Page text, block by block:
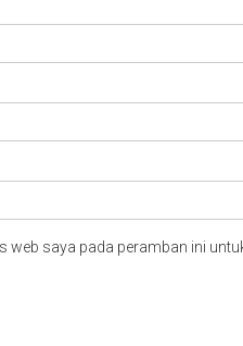
web saya pada peramban ini